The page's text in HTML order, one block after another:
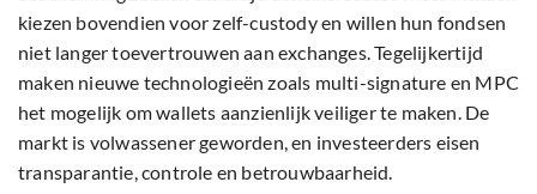
kiezen bovendien voor zelf-custody en willen hun fondsen
niet langer toevertrouwen aan exchanges. Tegelijkertijd
maken nieuwe technologieën zoals multi-signature en MPC
het mogelijk om wallets aanzienlijk veiliger te maken. De
markt is volwassener geworden, en investeerders eisen
transparantie, controle en betrouwbaarheid.